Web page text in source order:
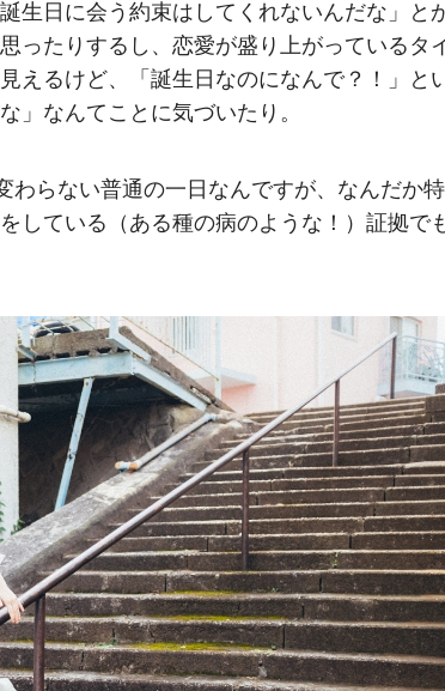
生日に会う約束はしてくれないんだな」と
ったりするし、恋愛が盛り上がっているタ
えるけど、「誕生日なのになんで？！」と
」なんてことに気づいたり。
わらない普通の一日なんですが、なんだか特
している（ある種の病のような！）証拠で